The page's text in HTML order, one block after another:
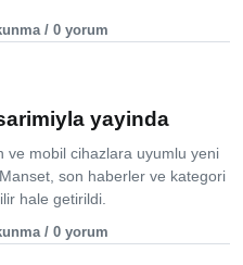
/ 0 yorum
yayinda
ve mobil cihazlara uyumlu yeni
son haberler ve kategori
hale getirildi.
/ 0 yorum